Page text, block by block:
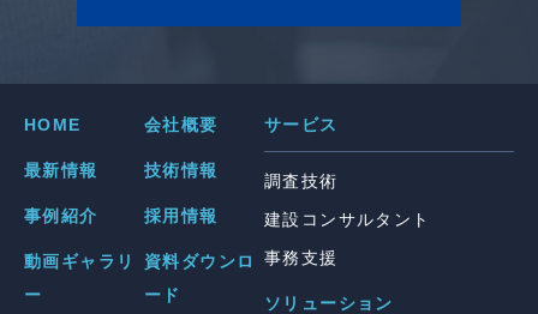
HOME 会社概要
最新情報 技術情報
事例紹介 採用情報
動画ギャラリ
ー
資料ダウンロ
ード
サービス
調査技術
建設コンサルタント
事務支援
ソリューション